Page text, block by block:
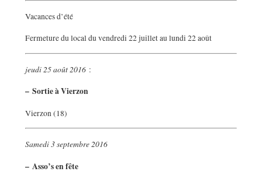
Vacances d’été
Fermeture du local du vendredi 22 juillet au lundi 22 août
jeudi 25 août 2016:
– Sortie à Vierzon
Vierzon (18)
Samedi 3 septembre 2016
– Asso’s en fête